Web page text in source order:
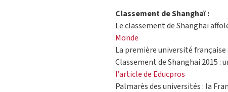
Classement de Shanghaï :
Le classement de Shanghaï
Monde
La première université française
Classement de Shanghai 2015 :
l’article de Educpros
Palmarès des universités : la